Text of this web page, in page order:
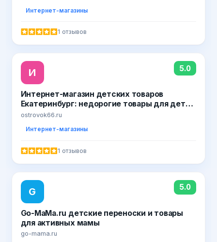
Интернет-магазины
1 отзывов
И 5.0
Интернет-магазин детских товаров
Екатеринбург: недорогие товары для детей
на сайте Островок детства
ostrovok66.ru
Интернет-магазины
1 отзывов
G 5.0
Go-MaMa.ru детские переноски и товары
для активных мамы
go-mama.ru